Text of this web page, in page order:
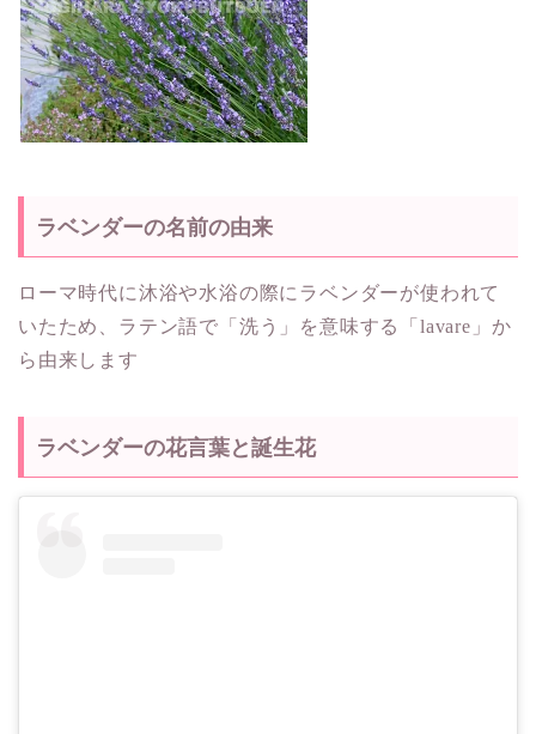
ラベンダーの名前の由来
ローマ時代に沐浴や水浴の際にラベンダーが使われて
いたため、ラテン語で「洗う」を意味する「lavare」か
ら由来します
ラベンダーの花言葉と誕生花